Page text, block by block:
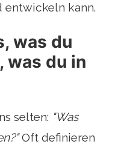
entwickeln kann.
was du
was du in
selten: "Was
Oft definieren